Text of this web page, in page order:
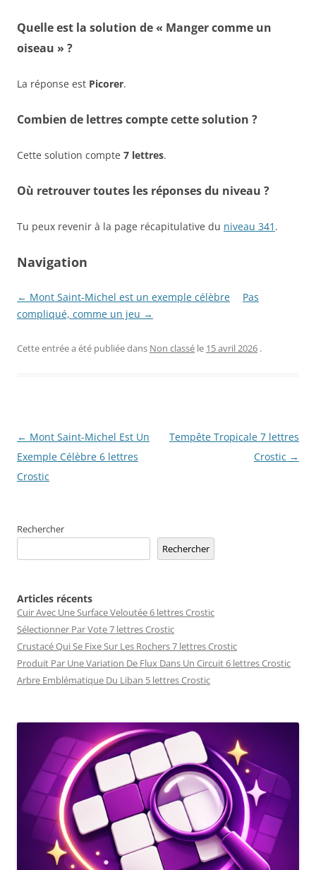
Quelle est la solution de « Manger comme un
oiseau » ?
La réponse est Picorer.
Combien de lettres compte cette solution ?
Cette solution compte 7 lettres.
Où retrouver toutes les réponses du niveau ?
Tu peux revenir à la page récapitulative du niveau 341 .
Navigation
← Mont Saint-Michel est un exemple célèbre
Pas
compliqué, comme un jeu →
Cette entrée a été publiée dans Non classé le 15 avril 2026 .
Navigation
des
articles
← Mont Saint-Michel Est Un
Exemple Célèbre 6 lettres
Crostic
Tempête Tropicale 7 lettres
Crostic →
Rechercher
Rechercher
Articles récents
Cuir Avec Une Surface Veloutée 6 lettres Crostic
Sélectionner Par Vote 7 lettres Crostic
Crustacé Qui Se Fixe Sur Les Rochers 7 lettres Crostic
Produit Par Une Variation De Flux Dans Un Circuit 6 lettres Crostic
Arbre Emblématique Du Liban 5 lettres Crostic